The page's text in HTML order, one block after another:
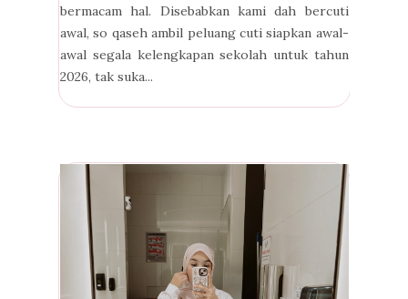
bermacam hal. Disebabkan kami dah bercuti
awal, so qaseh ambil peluang cuti siapkan awal-
awal segala kelengkapan sekolah untuk tahun
2026, tak suka...